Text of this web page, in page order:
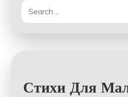
Search
for:
Стихи Для